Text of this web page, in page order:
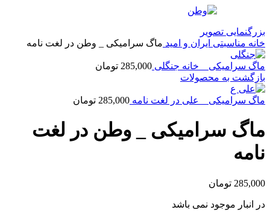
بزرگنمایی تصویر
خانه مناسبتی ایران و امید ماگ سرامیکی _ وطن در لغت نامه
ماگ سرامیکی _ خانه جنگلی 285,000 تومان
بازگشت به محصولات
ماگ سرامیکی _ علی در لغت نامه 285,000 تومان
ماگ سرامیکی _ وطن در لغت
نامه
285,000 تومان
در انبار موجود نمی باشد